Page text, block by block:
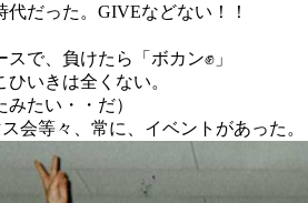
だった。GIVEなどない！！
で、負けたら「ボカン✊」
いきは全くない。
たい・・だ）
会等々、常に、イベントがあった。